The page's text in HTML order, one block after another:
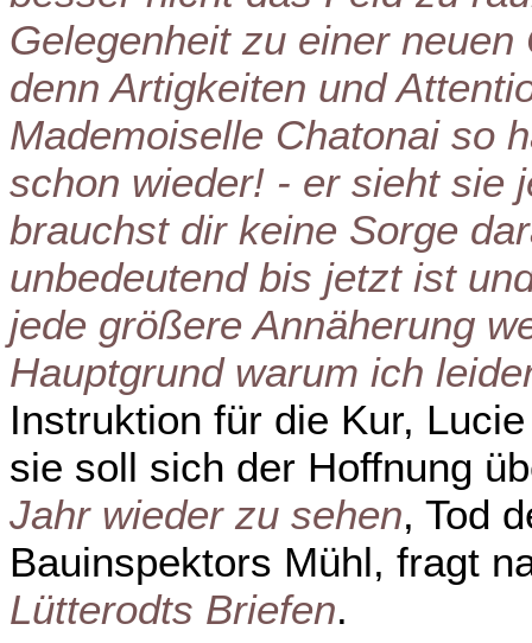
Gelegenheit zu einer
denn Artigkeiten und
Mademoiselle Chatonai so
schon wieder! - er sieht sie
brauchst dir keine Sorge
unbedeutend bis jetzt ist
jede größere Annäherung
Hauptgrund warum ich
Instruktion für die Kur,
sie soll sich der Hoffnung
Jahr wieder zu sehen, Tod
Bauinspektors Mühl, fragt
Lütterodts Briefen.